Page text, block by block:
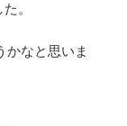
。
かなと思いま